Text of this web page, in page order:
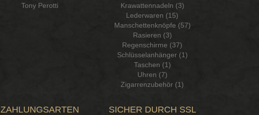
Tony Perotti
Krawattennadeln (3)
Lederwaren (15)
Manschettenknöpfe (57)
Rasieren (3)
Regenschirme (37)
Schlüsselanhänger (1)
Taschen (1)
Uhren (7)
Zigarrenzubehör (1)
ZAHLUNGSARTEN SICHER DURCH SSL